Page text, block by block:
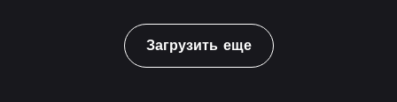
Загрузить еще